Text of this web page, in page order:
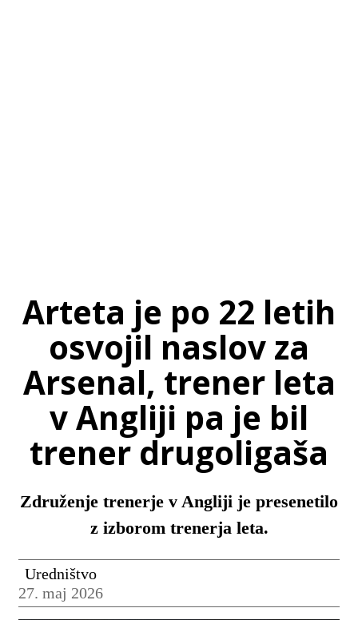
Arteta je po 22 letih
osvojil naslov za
Arsenal, trener leta
v Angliji pa je bil
trener drugoligaša
Združenje trenerje v Angliji je presenetilo
z izborom trenerja leta.
Uredništvo
27. maj 2026